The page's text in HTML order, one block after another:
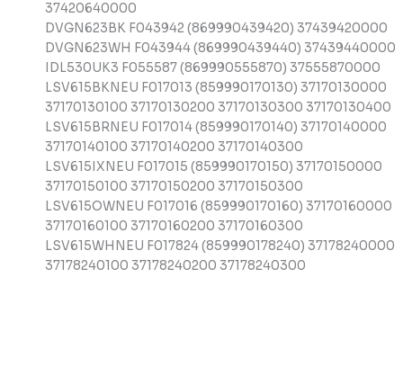
37420640000
DVGN623BK F043942 (869990439420) 37439420000
DVGN623WH F043944 (869990439440) 37439440000
IDL530UK3 F055587 (869990555870) 37555870000
LSV615BKNEU F017013 (859990170130) 37170130000
37170130100 37170130200 37170130300 37170130400
LSV615BRNEU F017014 (859990170140) 37170140000
37170140100 37170140200 37170140300
LSV615IXNEU F017015 (859990170150) 37170150000
37170150100 37170150200 37170150300
LSV615OWNEU F017016 (859990170160) 37170160000
37170160100 37170160200 37170160300
LSV615WHNEU F017824 (859990178240) 37178240000
37178240100 37178240200 37178240300